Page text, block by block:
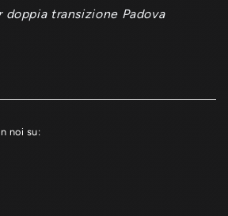
doppia transizione Padova
noi su: